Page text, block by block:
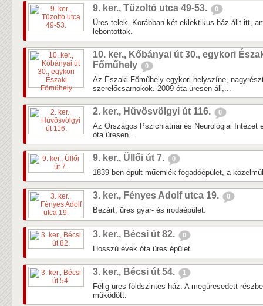
9. ker., Tűzoltó utca 49-53. 0
Üres telek. Korábban két eklektikus ház állt itt,
lebontottak.
10. ker., Kőbányai út 30., egykori
Főműhely
0
Az Északi Főműhely egykori helyszíne,
szerelőcsarnokok. 2009 óta üresen áll,...
2. ker., Hűvösvölgyi út 116. 0
Az Országos Pszichiátriai és Neurológiai Intézet
óta üresen...
9. ker., Üllői út 7. 0
1839-ben épült műemlék fogadóépület, a
3. ker., Fényes Adolf utca 19. 0
Bezárt, üres gyár- és irodaépület.
3. ker., Bécsi út 82. 0
Hosszú évek óta üres épület.
3. ker., Bécsi út 54. 1
Félig üres földszintes ház. A megüresedett
működött.